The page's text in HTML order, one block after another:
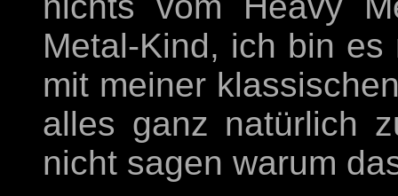
Metal-Kind, ich bin
mit meiner
alles ganz natürlich
nicht sagen warum